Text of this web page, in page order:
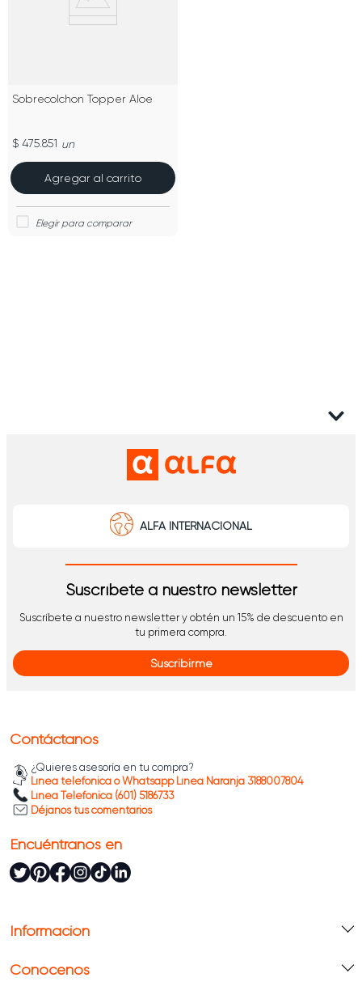
Sobrecolchon Topper Aloe
$ 475.851 un
Agregar al carrito
ALFA INTERNACIONAL
Suscríbete a nuestro newsletter
Suscríbete a nuestro newsletter y obtén un 15% de descuento en
tu primera compra.
Suscribirme
Información
Conócenos
Contáctanos
¿Quieres asesoría en tu compra?
Línea telefónica o Whatsapp Línea Naranja 3188007804
Línea Telefónica (601) 5186733
Déjanos tus comentarios
Encuéntranos en